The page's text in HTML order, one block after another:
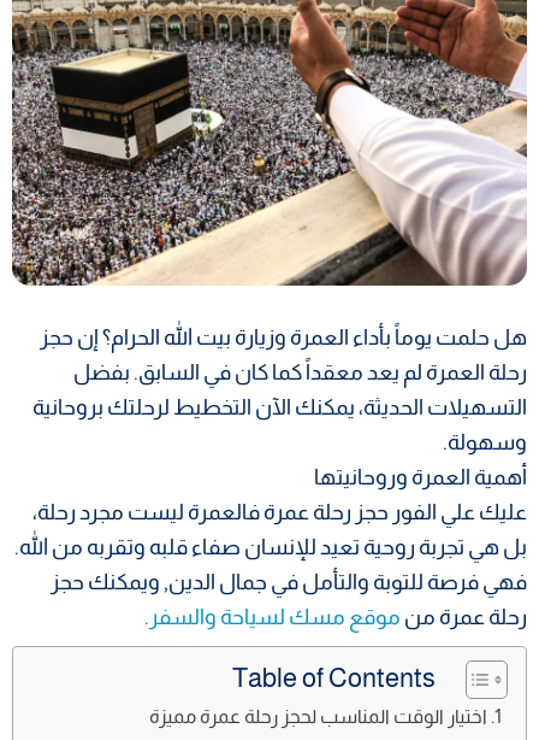
هل حلمت يوماً بأداء العمرة وزيارة بيت الله الحرام؟ إن حجز
رحلة العمرة لم يعد معقداً كما كان في السابق. بفضل
التسهيلات الحديثة، يمكنك الآن التخطيط لرحلتك بروحانية
وسهولة.
أهمية العمرة وروحانيتها
عليك علي الفور حجز رحلة عمرة فالعمرة ليست مجرد رحلة،
بل هي تجربة روحية تعيد للإنسان صفاء قلبه وتقربه من الله.
فهي فرصة للتوبة والتأمل في جمال الدين, ويمكنك حجز
رحلة عمرة من موقع مسك لسياحة والسفر.
Table of Contents
اختيار الوقت المناسب لحجز رحلة عمرة مميزة